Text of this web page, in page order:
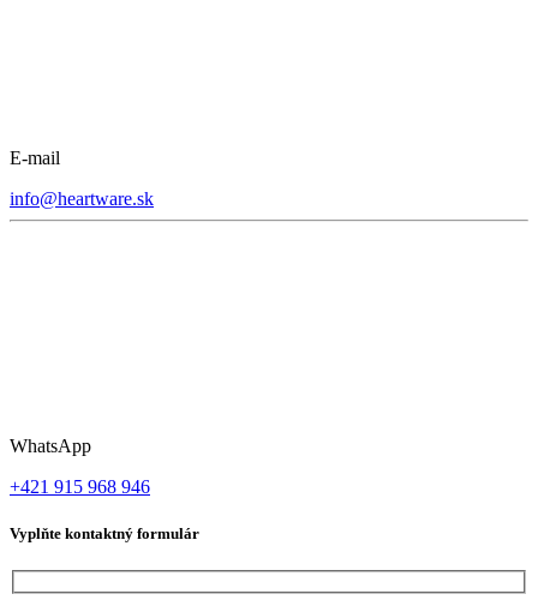
E-mail
info@heartware.sk
WhatsApp
+421 915 968 946
Vyplňte kontaktný formulár